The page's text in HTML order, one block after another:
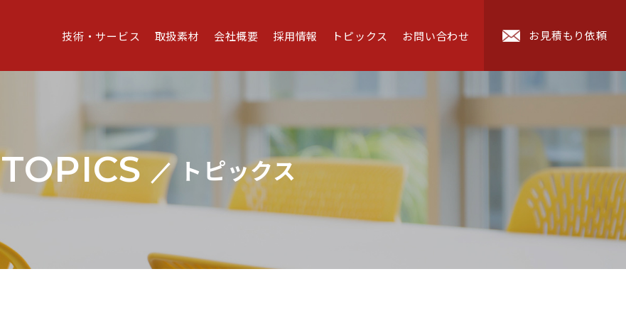
技術・サービス 取扱素材 会社概要 採用情報 トピックス お問い合わせ お見積もり依頼
TOPICS トピックス